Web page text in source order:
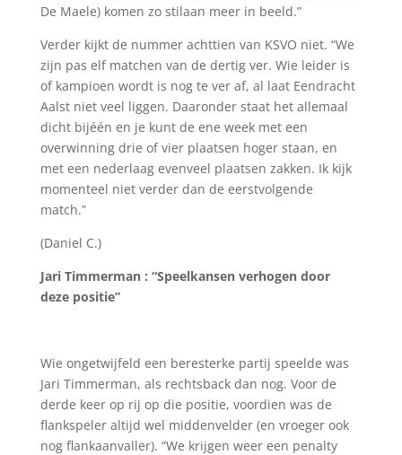
De Maele) komen zo stilaan meer in beeld.”
Verder kijkt de nummer achttien van KSVO niet. “We
zijn pas elf matchen van de dertig ver. Wie leider is
of kampioen wordt is nog te ver af, al laat Eendracht
Aalst niet veel liggen. Daaronder staat het allemaal
dicht bijéén en je kunt de ene week met een
overwinning drie of vier plaatsen hoger staan, en
met een nederlaag evenveel plaatsen zakken. Ik kijk
momenteel niet verder dan de eerstvolgende
match.”
(Daniel C.)
Jari Timmerman : “Speelkansen verhogen door
deze positie”
Wie ongetwijfeld een beresterke partij speelde was
Jari Timmerman, als rechtsback dan nog. Voor de
derde keer op rij op die positie, voordien was de
flankspeler altijd wel middenvelder (en vroeger ook
nog flankaanvaller). “We krijgen weer een penalty